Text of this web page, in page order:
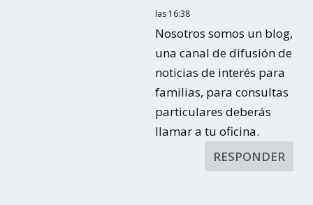
las 16:38
Nosotros somos un blog,
una canal de difusión de
noticias de interés para
familias, para consultas
particulares deberás
llamar a tu oficina.
RESPONDER